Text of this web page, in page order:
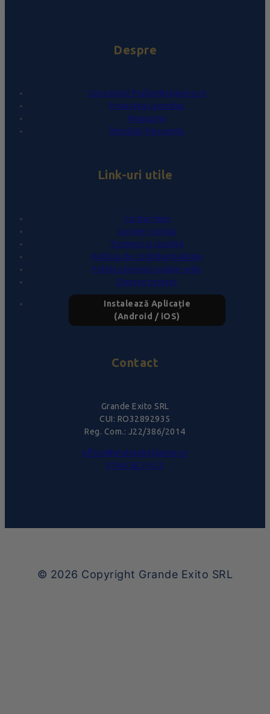
Despre
Conceptul PralineBelgiene.ro
Povestea Leonidas
Magazine
Întrebări frecvente
Link-uri utile
Contul meu
Livrare și plată
Termeni și condiții
Politica de confidențialitate
Politica privind cookie-urile
Despre proiect
Instalează Aplicație
(Android / iOS)
Contact
Grande Exito SRL
CUI: RO32892935
Reg. Com.: J22/386/2014
office@pralinebelgiene.ro
0744.58.74.51
© 2026 Copyright Grande Exito SRL